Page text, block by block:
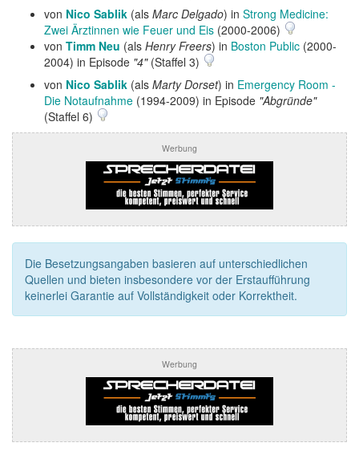
von Nico Sablik (als Marc Delgado) in Strong Medicine:
Zwei Ärztinnen wie Feuer und Eis (2000-2006)
von Timm Neu (als Henry Freers) in Boston Public (2000-
2004) in Episode "4"(Staffel 3)
von Nico Sablik (als Marty Dorset) in Emergency Room -
Die Notaufnahme (1994-2009) in Episode "Abgründe"
(Staffel 6)
Werbung
Die Besetzungsangaben basieren auf unterschiedlichen
Quellen und bieten insbesondere vor der Erstaufführung
keinerlei Garantie auf Vollständigkeit oder Korrektheit.
Werbung